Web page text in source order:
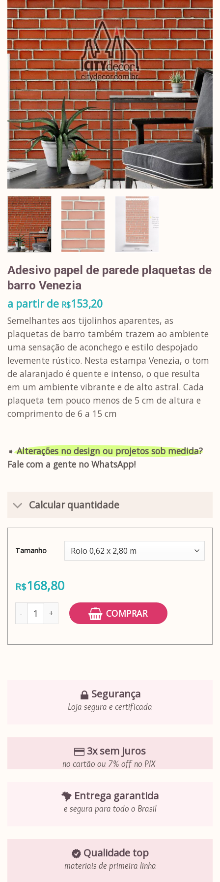
Adesivo papel de parede plaquetas de
barro Venezia
a partir de R$153,20
Semelhantes aos tijolinhos aparentes, as
plaquetas de barro também trazem ao ambiente
uma sensação de aconchego e estilo despojado
levemente rústico. Nesta estampa Venezia, o tom
de alaranjado é quente e intenso, o que resulta
em um ambiente vibrante e de alto astral. Cada
plaqueta tem pouco menos de 5 cm de altura e
comprimento de 6 a 15 cm
➧Alterações no design ou projetos sob medida?
Fale com a gente no WhatsApp!
Calcular quantidade
Tamanho
R$168,80
Adesivo papel de parede plaquetas de barro Venezia
COMPRAR
Segurança
Loja segura e certificada
3x sem juros
no cartão ou 7% off no PIX
Entrega garantida
e segura para todo o Brasil
Qualidade top
materiais de primeira linha